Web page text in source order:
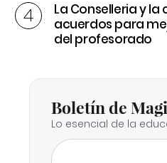
La Conselleria y
acuerdos para
del profesorado
Boletín de
Lo esencial de la